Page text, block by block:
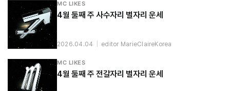
MC LIKES
4월 둘째 주 사수자리 별자리 운세
2026.04.04 editor MarieClaireKorea
MC LIKES
4월 둘째 주 전갈자리 별자리 운세